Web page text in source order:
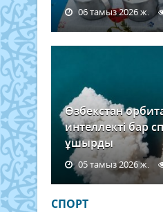
06 тамыз 2026 ж.
Өзбекстан
интеллекті бар
ұшырды
05 тамыз 2026 ж.
СПОРТ